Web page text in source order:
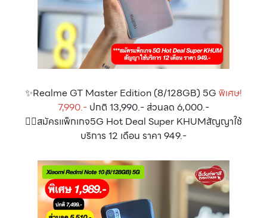
✨Realme GT Master Edition (8/128GB) 5G พิเศษ!
7,990.- ปกติ 13,990.- ส่วนลด 6,000.-
👉🏻สมัครแพ็กเกจ5G Hot Deal Super KHUMสัญญาใช้
บริการ 12 เดือน ราคา 949.-